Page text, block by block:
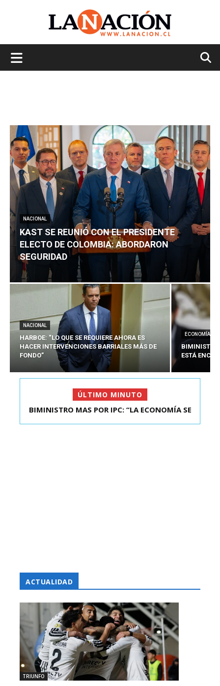
NACIONAL
KAST SE REUNIÓ CON EL PRESIDENTE
ELECTO DE COLOMBIA: ABORDARON
SEGURIDAD
NACIONAL
HARBOE: “LO QUE SE REQUIERE AHORA ES
HACER INTERVENCIONES BARRIALES MÁS DE
FONDO”
ECONOMÍA
BIMINISTRO
ESTÁ
ÚLTIMO MINUTO
KAST SE REUNIÓ CON EL PRESIDENTE ELECTO DE
BIMINISTRO MAS POR IPC: “LA ECONOMÍA SE
ACTUALIDAD
TRIUNFO